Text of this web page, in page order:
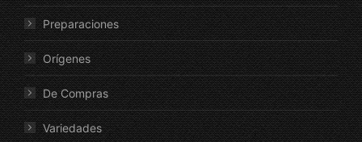
Preparaciones
Orígenes
De Compras
Variedades